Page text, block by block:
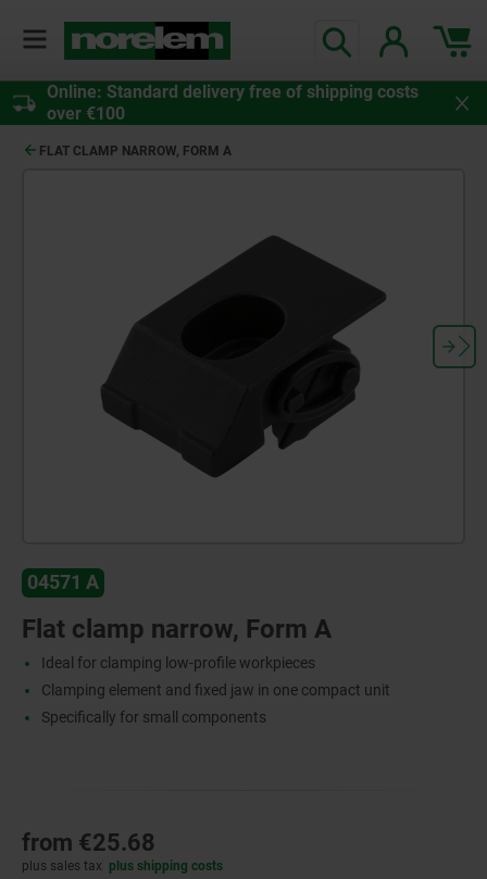
Online: Standard delivery free of shipping costs
over €100
FLAT CLAMP NARROW, FORM A
04571 A
Flat clamp narrow, Form A
Ideal for clamping low-profile workpieces
Clamping element and fixed jaw in one compact unit
Specifically for small components
from €25.68
plus sales tax plus shipping costs